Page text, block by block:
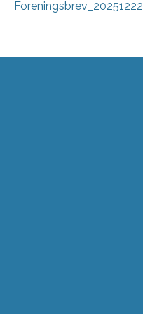
Foreningsbrev_20251222